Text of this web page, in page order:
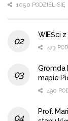
1050 PODZIEL SIĘ
WIEŚci
473
Gromda
mapie
490
Prof.